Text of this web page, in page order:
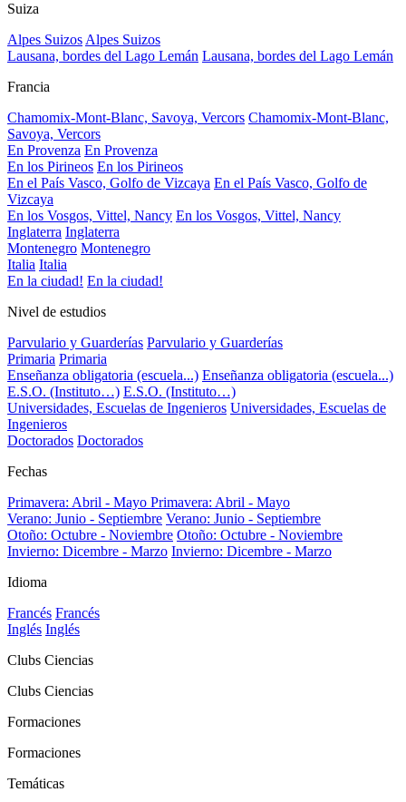
Suiza
Alpes SuizosAlpes Suizos
Lausana, bordes del Lago Lemán Lausana, bordes del Lago Lemán
Francia
Chamomix-Mont-Blanc, Savoya, Vercors Chamomix-Mont-Blanc,
Savoya, Vercors
En Provenza En Provenza
En los Pirineos En los Pirineos
En el País Vasco, Golfo de Vizcaya En el País Vasco, Golfo de
Vizcaya
En los Vosgos, Vittel, Nancy En los Vosgos, Vittel, Nancy
Inglaterra Inglaterra
Montenegro Montenegro
Italia Italia
En la ciudad! En la ciudad!
Nivel de estudios
Parvulario y Guarderías Parvulario y Guarderías
Primaria Primaria
Enseñanza obligatoria (escuela...) Enseñanza obligatoria (escuela...)
E.S.O. (Instituto…) E.S.O. (Instituto…)
Universidades, Escuelas de Ingenieros Universidades, Escuelas de
Ingenieros
Doctorados Doctorados
Fechas
Primavera: Abril - Mayo Primavera: Abril - Mayo
Verano: Junio - Septiembre Verano: Junio - Septiembre
Otoño: Octubre - Noviembre Otoño: Octubre - Noviembre
Invierno: Dicembre - Marzo Invierno: Dicembre - Marzo
Idioma
Francés Francés
Inglés Inglés
Clubs Ciencias
Clubs Ciencias
Formaciones
Formaciones
Temáticas